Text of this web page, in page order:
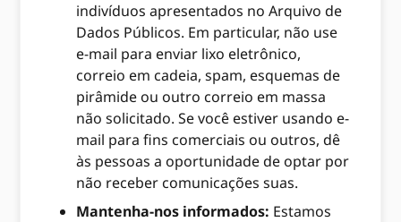
indivíduos apresentados no Arquivo de
Dados Públicos. Em particular, não use
e-mail para enviar lixo eletrônico,
correio em cadeia, spam, esquemas de
pirâmide ou outro correio em massa
não solicitado. Se você estiver usando e-
mail para fins comerciais ou outros, dê
às pessoas a oportunidade de optar por
não receber comunicações suas.
Mantenha-nos informados: Estamos